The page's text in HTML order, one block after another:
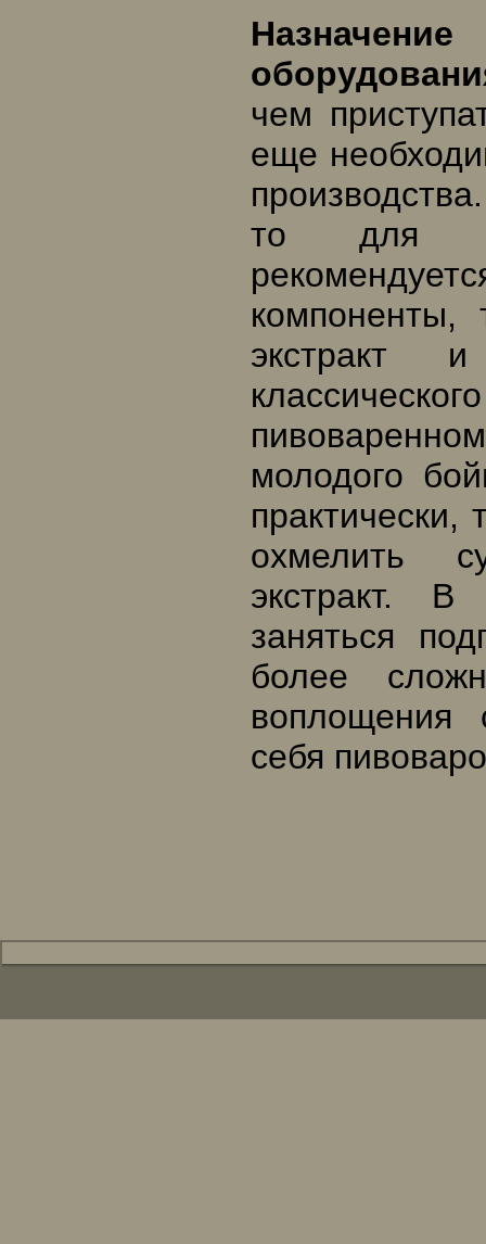
чем
еще
то для
компоненты,
экстракт
молодого
охмелить
экстракт.
заняться
более
воплощения
себя